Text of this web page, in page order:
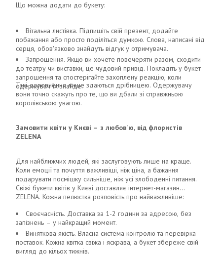
Що можна додати до букету:
Вітальна листівка. Підпишіть свій презент, додайте
побажання або просто поділіться думкою. Слова, написані від
серця, обов'язково знайдуть відгук у отримувача.
Запрошення. Якщо ви хочете повечеряти разом, сходити
до театру чи виставки, це чудовий привід. Покладіть у букет
запрошення та спостерігайте захоплену реакцію, коли
одержувач їх знайде.
Такі доповнення лише здаються дрібницею. Одержувачу
вони точно скажуть про те, що ви дбали зі справжньою
королівською увагою.
Замовити квіти у Києві – з любов'ю, від флористів
ZELENA
Для найближчих людей, які заслуговують лише на краще.
Коли емоції та почуття важливіші, ніж ціна, а бажання
подарувати посмішку сильніше, ніж усі злободенні питання.
Свіжі букети квітів у Києві доставляє інтернет-магазин
ZELENA. Кожна пелюстка розповість про найважливіше:
Своєчасність. Доставка за 1-2 години за адресою, без
запізнень – у найкращий момент.
Виняткова якість. Власна система контролю та перевірка
поставок. Кожна квітка свіжа і яскрава, а букет збереже свій
вигляд до кільох тижнів.